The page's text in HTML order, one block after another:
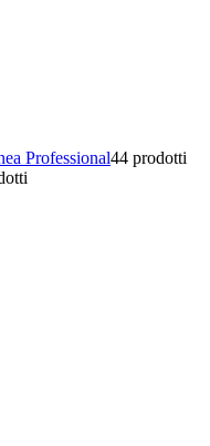
Professional44 prodotti